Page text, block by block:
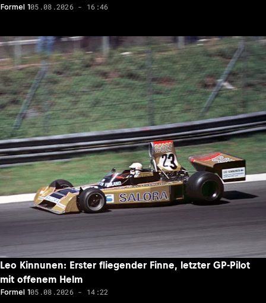
Formel 105.08.2026 - 16:46
Leo Kinnunen: Erster fliegender Finne, letzter GP-Pilot
mit offenem Helm
Formel 105.08.2026 - 14:22